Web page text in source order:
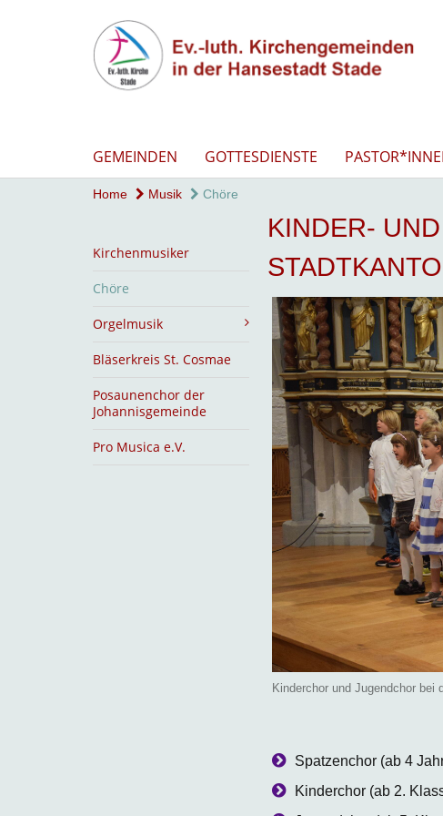
GEMEINDEN GOTTESDIENSTE
Home Musik Chöre
Kirchenmusiker
Chöre
Orgelmusik
Bläserkreis St. Cosmae
Posaunenchor der
Johannisgemeinde
Pro Musica e.V.
KINDER-
Kinderchor und Jugendchor bei
Spatzenchor (ab 4
Kinderchor (ab 2.